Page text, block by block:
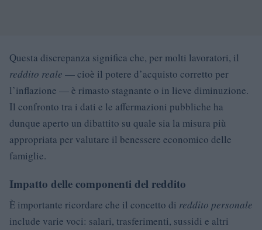
Questa discrepanza significa che, per molti lavoratori, il
reddito reale — cioè il potere d’acquisto corretto per
l’inflazione — è rimasto stagnante o in lieve diminuzione.
Il confronto tra i dati e le affermazioni pubbliche ha
dunque aperto un dibattito su quale sia la misura più
appropriata per valutare il benessere economico delle
famiglie.
Impatto delle componenti del reddito
È importante ricordare che il concetto di reddito personale
include varie voci: salari, trasferimenti, sussidi e altri